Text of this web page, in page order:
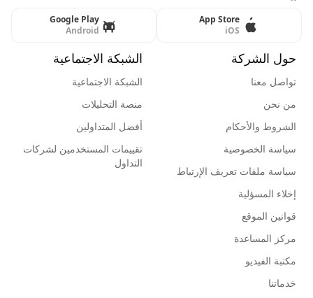
App Store
iOS
Google Play
Android
حول الشركة
تواصل معنا
من نحن
الشروط والأحكام
سياسة الخصوصية
سياسة ملفات تعريف الإرتباط
إخلاء المسؤلية
قوانين الموقع
مركز المساعدة
مكتبة الفيديو
خدماتنا
الشبكة الاجتماعية
الشبكة الاجتماعية
منصة التحليلات
أفضل المتداولين
تقييمات المستخدمين لشركات
التداول